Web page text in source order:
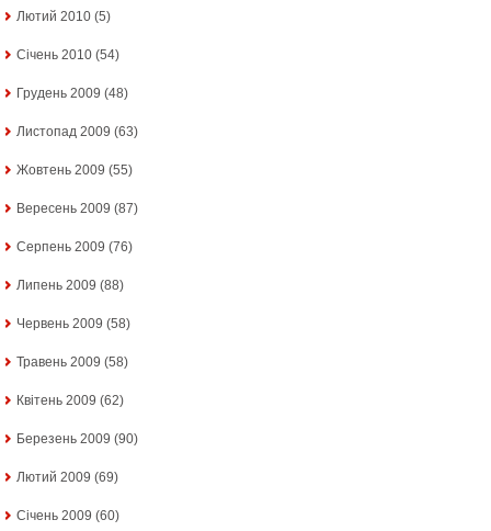
Лютий 2010 (5)
Січень 2010 (54)
Грудень 2009 (48)
Листопад 2009 (63)
Жовтень 2009 (55)
Вересень 2009 (87)
Серпень 2009 (76)
Липень 2009 (88)
Червень 2009 (58)
Травень 2009 (58)
Квітень 2009 (62)
Березень 2009 (90)
Лютий 2009 (69)
Січень 2009 (60)